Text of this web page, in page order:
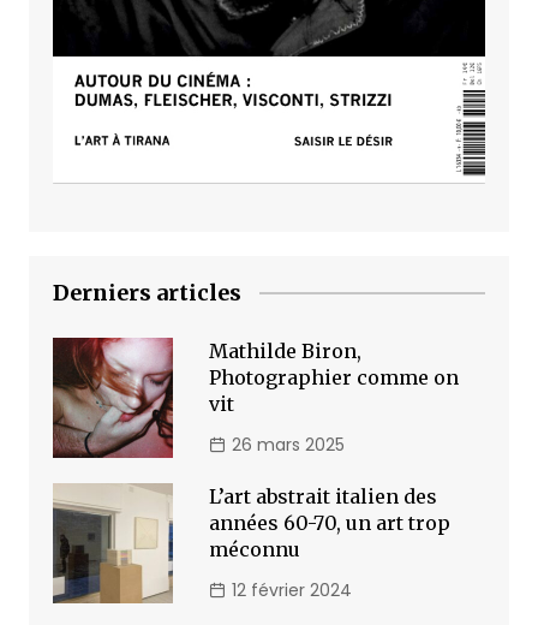
Derniers articles
Mathilde Biron,
Photographier comme on
vit
26 mars 2025
L’art abstrait italien des
années 60-70, un art trop
méconnu
12 février 2024